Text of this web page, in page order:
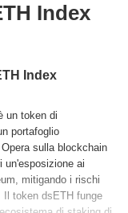
Index
Index
un token di
portafoglio
sulla blockchain
un'esposizione ai
mitigando i rischi
token dsETH funge